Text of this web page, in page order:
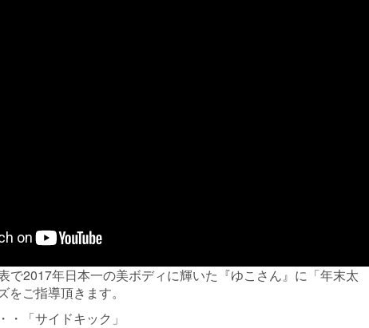
で2017年日本一の美ボディに輝いた『ゆこさん』に「年末太
をご指導頂きます。
・「サイドキック」